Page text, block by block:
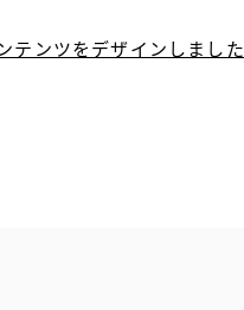
テンツをデザインしました